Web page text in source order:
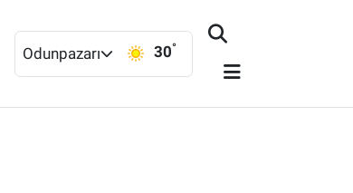
Odunpazarı 30°